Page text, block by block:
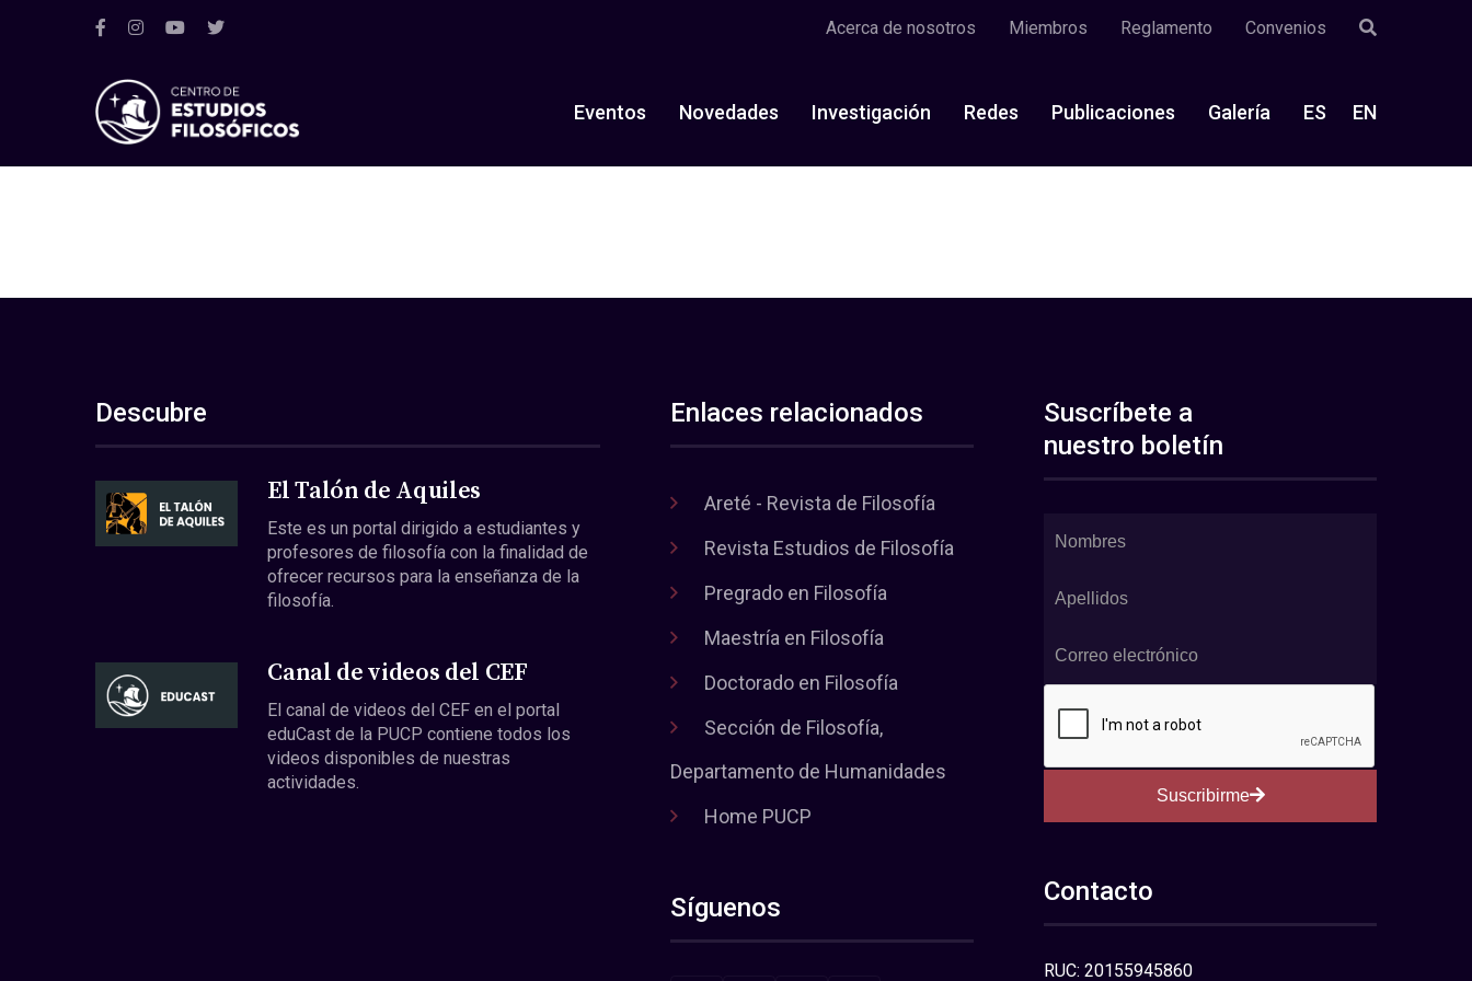
Acerca de nosotros Miembros Reglamento Convenios
Eventos Novedades Investigación Redes Publicaciones Galería ES EN
Descubre
El Talón de Aquiles
Este es un portal dirigido a estudiantes y
profesores de filosofía con la finalidad de
ofrecer recursos para la enseñanza de la
filosofía.
Canal de videos del CEF
El canal de videos del CEF en el portal
eduCast de la PUCP contiene todos los
videos disponibles de nuestras
actividades.
Enlaces relacionados
Areté - Revista de Filosofía
Revista Estudios de Filosofía
Pregrado en Filosofía
Maestría en Filosofía
Doctorado en Filosofía
Sección de Filosofía,
Departamento de Humanidades
Home PUCP
Síguenos
Suscríbete a
nuestro boletín
Suscribirme
Contacto
RUC: 20155945860